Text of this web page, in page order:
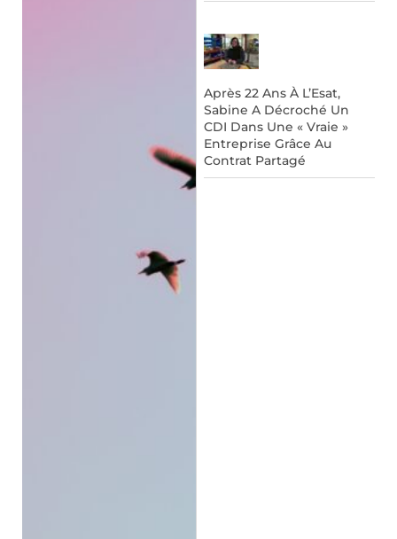
Après 22 Ans À L’Esat,
Sabine A Décroché Un
CDI Dans Une « Vraie »
Entreprise Grâce Au
Contrat Partagé